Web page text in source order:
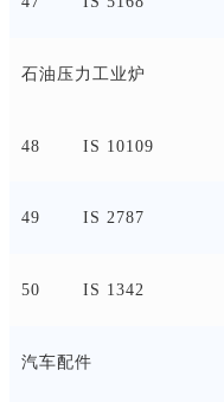
石油压力工业炉
48 IS 10109
49 IS 2787
50 IS 1342
汽车配件